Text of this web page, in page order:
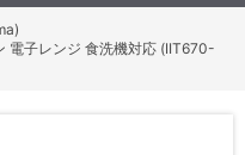
電子レンジ 食洗機対応 (IIT670-